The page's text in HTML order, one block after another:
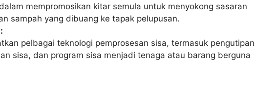
mempromosikan kitar semula untuk menyokong sasaran
sampah yang dibuang ke tapak pelupusan.
pelbagai teknologi pemprosesan sisa, termasuk pengutipan
sisa, dan program sisa menjadi tenaga atau barang berguna